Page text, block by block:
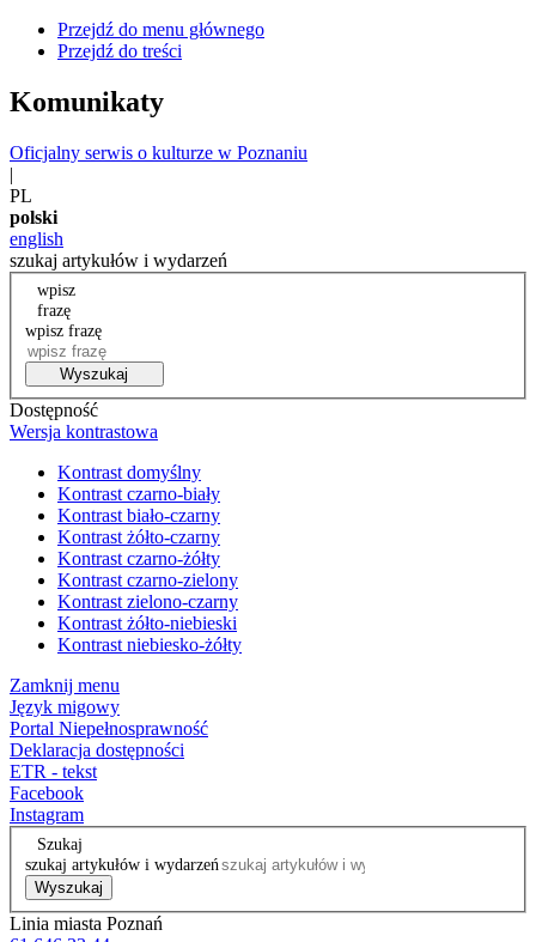
Przejdź do menu głównego
Przejdź do treści
Komunikaty
Oficjalny serwis o kulturze w Poznaniu
|
PL
polski
english
szukaj artykułów i wydarzeń
wpisz
frazę
wpisz frazę
Wyszukaj
Dostępność
Wersja kontrastowa
Kontrast domyślny
Kontrast czarno-biały
Kontrast biało-czarny
Kontrast żółto-czarny
Kontrast czarno-żółty
Kontrast czarno-zielony
Kontrast zielono-czarny
Kontrast żółto-niebieski
Kontrast niebiesko-żółty
Zamknij menu
Język migowy
Portal Niepełnosprawność
Deklaracja dostępności
ETR - tekst
Facebook
Instagram
Szukaj
szukaj artykułów i wydarzeń
Wyszukaj
Linia miasta Poznań